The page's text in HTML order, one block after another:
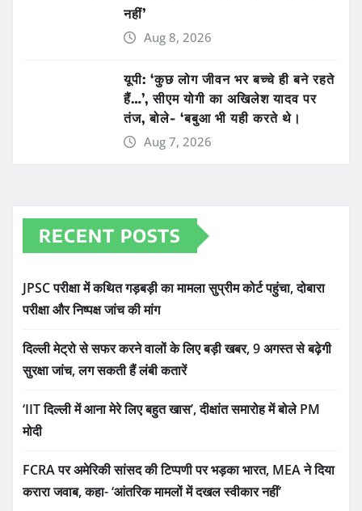
नहीं’
Aug 8, 2026
यूपी: ‘कुछ लोग जीवन भर बच्चे ही बने रहते
हैं…’, सीएम योगी का अखिलेश यादव पर
तंज, बोले- ‘बबुआ भी यही करते थे।
Aug 7, 2026
RECENT POSTS
JPSC परीक्षा में कथित गड़बड़ी का मामला सुप्रीम कोर्ट पहुंचा, दोबारा
परीक्षा और निष्पक्ष जांच की मांग
दिल्ली मेट्रो से सफर करने वालों के लिए बड़ी खबर, 9 अगस्त से बढ़ेगी
सुरक्षा जांच, लग सकती हैं लंबी कतारें
‘IIT दिल्ली में आना मेरे लिए बहुत खास’, दीक्षांत समारोह में बोले PM
मोदी
FCRA पर अमेरिकी सांसद की टिप्पणी पर भड़का भारत, MEA ने दिया
करारा जवाब, कहा- ‘आंतरिक मामलों में दखल स्वीकार नहीं’